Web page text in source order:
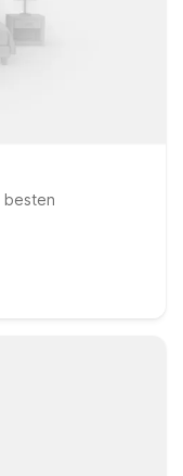
besten